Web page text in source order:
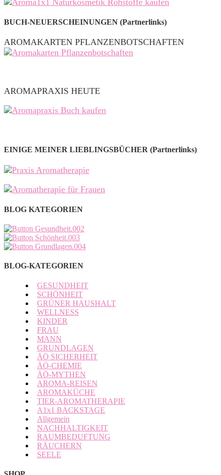
BUCH-NEUERSCHEINUNGEN (Partnerlinks)
AROMAKARTEN PFLANZENBOTSCHAFTEN
AROMAPRAXIS HEUTE
EINIGE MEINER LIEBLINGSBÜCHER (Partnerlinks)
BLOG KATEGORIEN
BLOG-KATEGORIEN
GESUNDHEIT
SCHÖNHEIT
GRÜNER HAUSHALT
WELLNESS
KINDER
FRAU
MANN
GRUNDLAGEN
ÄÖ SICHERHEIT
ÄÖ-CHEMIE
ÄÖ-MYTHEN
AROMA-REISEN
AROMAKÜCHE
TIER-AROMATHERAPIE
A1x1 BACKSTAGE
Allgemein
NACHHALTIGKEIT
RAUMBEDUFTUNG
RÄUCHERN
SEELE